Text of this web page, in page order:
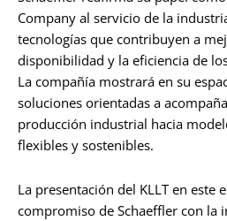
Company al servicio de la
tecnologías que contribuyen a
disponibilidad y la eficiencia de
La compañía mostrará en su
soluciones orientadas a
producción industrial hacia
flexibles y sostenibles.
La presentación del KLLT en este
compromiso de Schaeffler con la